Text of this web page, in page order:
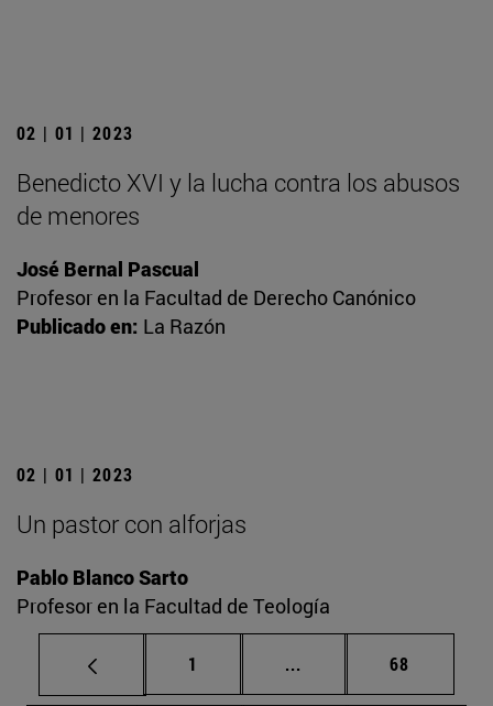
02 | 01 | 2023
Benedicto XVI y la lucha contra los abusos
de menores
José Bernal Pascual
Profesor en la Facultad de Derecho Canónico
Publicado en: La Razón
02 | 01 | 2023
Un pastor con alforjas
Pablo Blanco Sarto
Profesor en la Facultad de Teología
Página
1 ... Páginas intermedias
Página
68